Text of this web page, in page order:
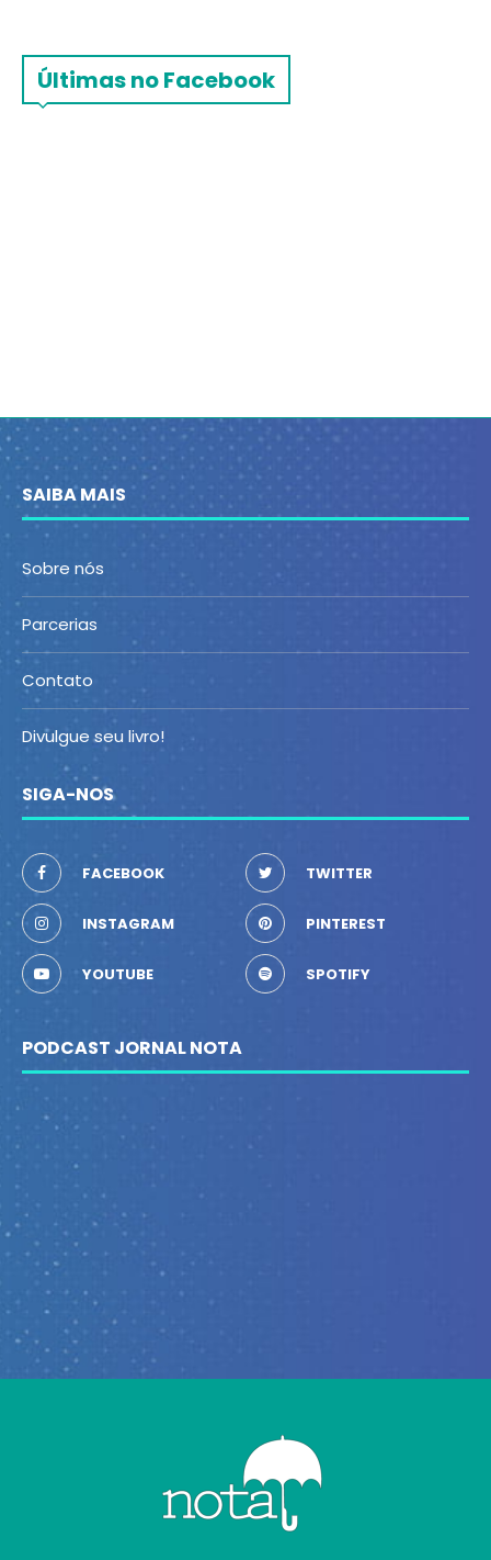
Últimas no Facebook
SAIBA MAIS
Sobre nós
Parcerias
Contato
Divulgue seu livro!
SIGA-NOS
FACEBOOK TWITTER
INSTAGRAM PINTEREST
YOUTUBE SPOTIFY
PODCAST JORNAL NOTA